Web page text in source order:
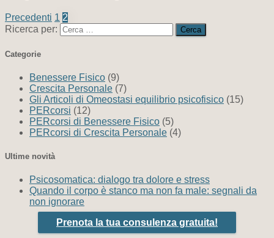
Precedenti 1 2
Ricerca per:
Categorie
Benessere Fisico (9)
Crescita Personale (7)
Gli Articoli di Omeostasi equilibrio psicofisico (15)
PERcorsi (12)
PERcorsi di Benessere Fisico (5)
PERcorsi di Crescita Personale (4)
Ultime novità
Psicosomatica: dialogo tra dolore e stress
Quando il corpo è stanco ma non fa male: segnali da
non ignorare
Prenota la tua consulenza gratuita!